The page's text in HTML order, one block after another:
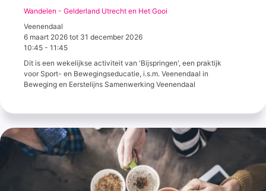
Wandelen - Gelderland Utrecht en Het Gooi
Veenendaal
6 maart 2026 tot 31 december 2026
10:45 - 11:45
Dit is een wekelijkse activiteit van 'Bijspringen', een praktijk
voor Sport- en Bewegingseducatie, i.s.m. Veenendaal in
Beweging en Eerstelijns Samenwerking Veenendaal